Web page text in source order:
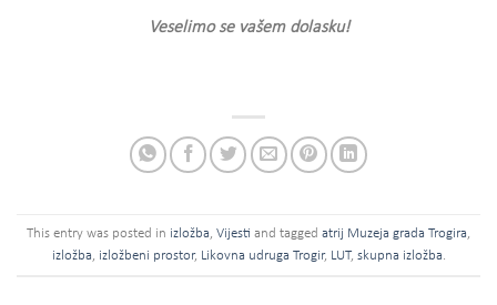
Veselimo se vašem dolasku!
This entry was posted in izložba, Vijesti and tagged atrij Muzeja grada Trogira,
izložba, izložbeni prostor, Likovna udruga Trogir, LUT, skupna izložba.